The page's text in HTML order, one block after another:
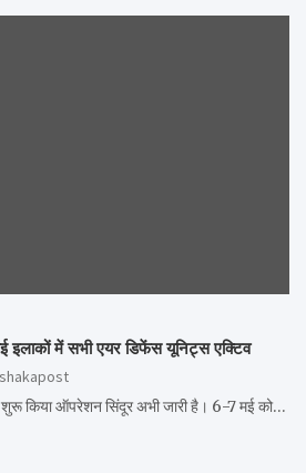
इलाकों में सभी एयर डिफेंस यूनिट्स एक्टिव
किया ऑपरेशन सिंदूर अभी जारी है। 6-7 मई को…